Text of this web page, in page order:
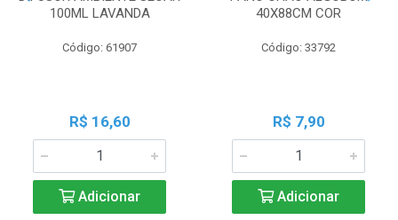
100ML LAVANDA
Código: 61907
R$ 16,60
Adicionar
40X88CM COR
Código: 33792
R$ 7,90
Adicionar